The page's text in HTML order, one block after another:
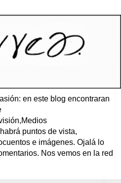
en este blog encontraran
puntos de vista,
e imágenes. Ojalá lo
Nos vemos en la red